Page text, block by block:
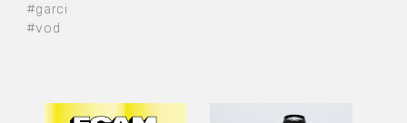
#garci
#vod